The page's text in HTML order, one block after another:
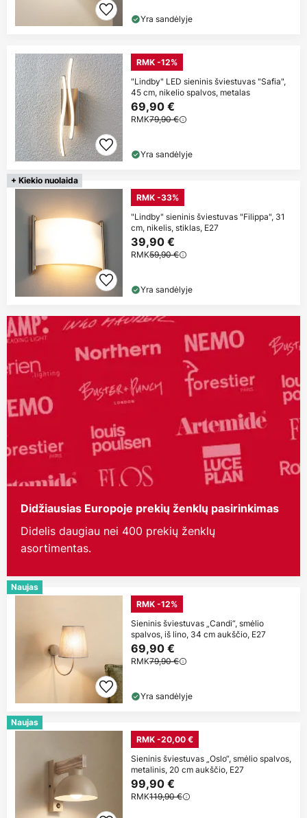
Yra sandėlyje
RMK -12%
"Lindby" LED sieninis šviestuvas "Safia",
45 cm, nikelio spalvos, metalas
69,90 €
RMK79,90 €
Yra sandėlyje
+ Kiekio nuolaida
RMK -33%
"Lindby" sieninis šviestuvas "Filippa", 31
cm, nikelis, stiklas, E27
39,90 €
RMK59,90 €
Yra sandėlyje
Didžiausias Europoje prekių ženklų pasirinkimas
Didelis daugiau nei 400 prekių ženklų
asortimentas.
Naujas
RMK -12%
Sieninis šviestuvas „Candi“, smėlio
spalvos, iš lino, 34 cm aukščio, E27
69,90 €
RMK79,90 €
Yra sandėlyje
Naujas
RMK -20,00 €
Sieninis šviestuvas „Oslo“, smėlio spalvos,
metalinis, 20 cm aukščio, E27
99,90 €
RMK119,90 €